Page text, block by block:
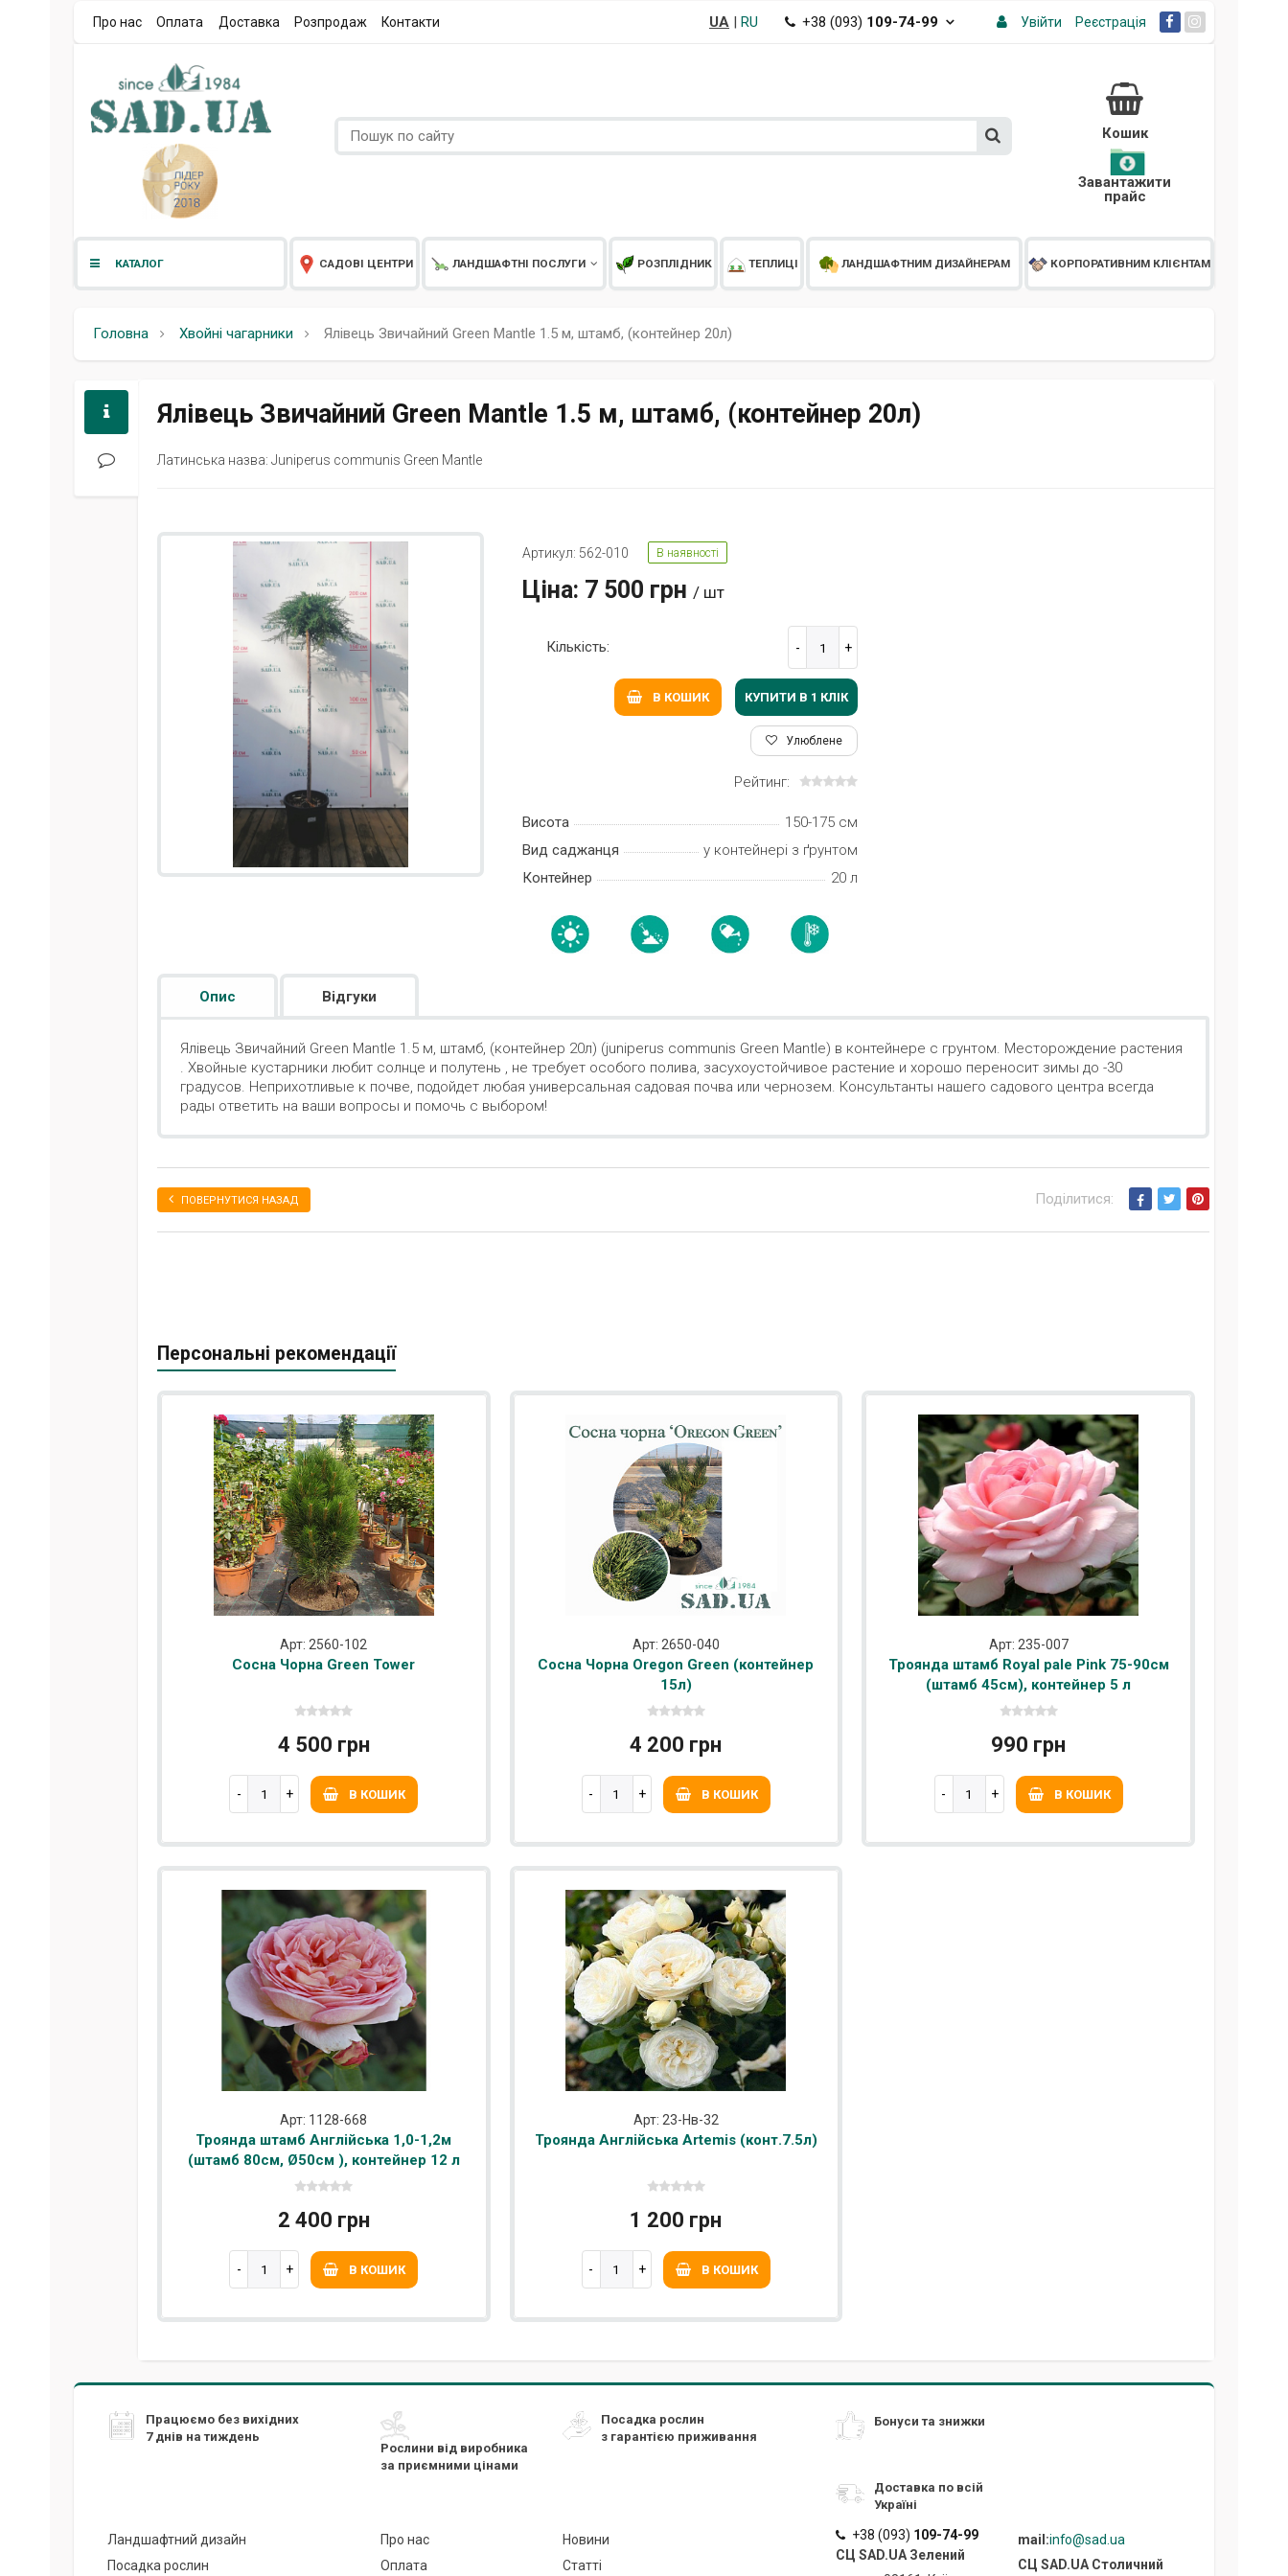
Про нас Оплата Доставка Розпродаж Контакти UA| RU +38 (093) 109-74-99 Увійти Реєстрація
Кошик
Завантажити
прайс
КАТАЛОГ САДОВІ ЦЕНТРИ ЛАНДШАФТНІ ПОСЛУГИ РОЗПЛІДНИК ТЕПЛИЦІ ЛАНДШАФТНИМ ДИЗАЙНЕРАМ КОРПОРАТИВНИМ КЛІЄНТАМ
Головна Хвойні чагарники Ялівець Звичайний Green Mantle 1.5 м, штамб, (контейнер 20л)
Ялівець Звичайний Green Mantle 1.5 м, штамб, (контейнер 20л)
Латинська назва: Juniperus communis Green Mantle
Артикул: 562-010 В наявності
Ціна: 7 500 грн / шт
Кількість:
В КОШИК КУПИТИ В 1 КЛIК
Улюблене
Рейтинг:
Висота
150-175 см
Вид саджанця
у контейнері з ґрунтом
Контейнер
20 л
Опис Відгуки
Ялівець Звичайний Green Mantle 1.5 м, штамб, (контейнер 20л) (juniperus communis Green Mantle) в контейнере с грунтом. Месторождение растения
. Хвойные кустарники любит солнце и полутень , не требует особого полива, засухоустойчивое растение и хорошо переносит зимы до -30
градусов. Неприхотливые к почве, подойдет любая универсальная садовая почва или чернозем. Консультанты нашего садового центра всегда
рады ответить на ваши вопросы и помочь с выбором!
ПОВЕРНУТИСЯ НАЗАД Поділитися:
Персональні рекомендації
Арт: 2560-102
Сосна Чорна Green Tower
4 500 грн
В КОШИК
Арт: 2650-040
Сосна Чорна Oregon Green (контейнер
15л)
4 200 грн
В КОШИК
Арт: 235-007
Троянда штамб Royal pale Pink 75-90см
(штамб 45см), контейнер 5 л
990 грн
В КОШИК
Арт: 1128-668
Троянда штамб Англійська 1,0-1,2м
(штамб 80см, Ø50см ), контейнер 12 л
2 400 грн
В КОШИК
Арт: 23-Нв-32
Троянда Англійська Artemis (конт.7.5л)
1 200 грн
В КОШИК
Працюємо без вихідних
7 днів на тиждень
Рослини від виробника
за приємними цінами
Посадка рослин
з гарантією приживання
Бонуси та знижки
Доставка по всій
Україні
Ландшафтний дизайн
Посадка рослин
Про нас
Оплата
Новини
Статті
+38 (093) 109-74-99
СЦ SAD.UA Зелений
mail:info@sad.ua
СЦ SAD.UA Cтоличний